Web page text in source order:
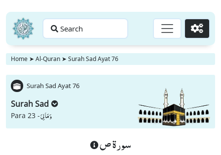
Search Go
Home ➤ Al-Quran ➤ Surah Sad Ayat 76
Surah Sad Ayat 76
Surah Sad
Para 23 -وَ مَا لِیَ
سورة ص